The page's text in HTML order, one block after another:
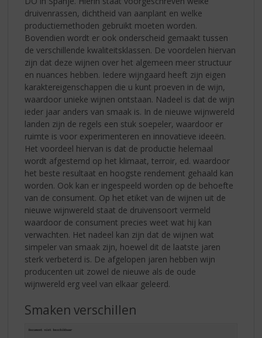
druivenrassen, dichtheid van aanplant en welke
productiemethoden gebruikt moeten worden.
Bovendien wordt er ook onderscheid gemaakt tussen
de verschillende kwaliteitsklassen. De voordelen hiervan
zijn dat deze wijnen over het algemeen meer structuur
en nuances hebben. Iedere wijngaard heeft zijn eigen
karaktereigenschappen die u kunt proeven in de wijn,
waardoor unieke wijnen ontstaan. Nadeel is dat de wijn
ieder jaar anders van smaak is. In de nieuwe wijnwereld
landen zijn de regels een stuk soepeler, waardoor er
ruimte is voor experimenteren en innovatieve ideeën.
Het voordeel hiervan is dat de productie helemaal
wordt afgestemd op het klimaat, terroir, ed. waardoor
het beste resultaat en hoogste rendement gehaald kan
worden. Ook kan er ingespeeld worden op de behoefte
van de consument. Op het etiket van de wijnen uit de
nieuwe wijnwereld staat de druivensoort vermeld
waardoor de consument precies weet wat hij kan
verwachten. Het nadeel kan zijn dat de wijnen wat
simpeler van smaak zijn, hoewel dit de laatste jaren
sterk verbeterd is. De afgelopen jaren hebben wijn
producenten uit zowel de nieuwe als de oude
wijnwereld erg veel van elkaar geleerd.
Smaken verschillen